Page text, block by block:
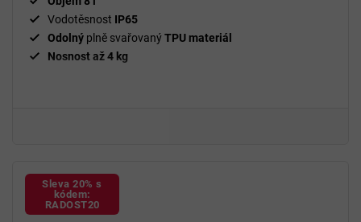
Vodotěsnost IP65
Odolný plně svařovanýTPU materiál
Nosnost až 4 kg
Sleva 20% s
kódem:
RADOST20